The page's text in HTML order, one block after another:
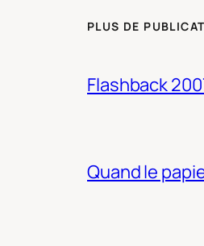
PLUS DE
Flashback
Quand le